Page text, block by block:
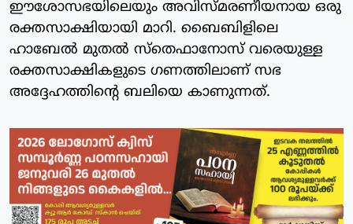
ഈശോസഭയിലെയും അവിസ്മരണീയനായ ഒരു
രക്തസാക്ഷിയായി മാറി. ബൈബിളിലെ
ഹാബേൽ മുതൽ സ്തെഫാനോസ് വരെയുള്ള
രക്തസാക്ഷികളുടെ ഗണത്തിലാണ് സഭ
അദ്ദേഹത്തിന്റെ ബലിയെ കാണുന്നത്.